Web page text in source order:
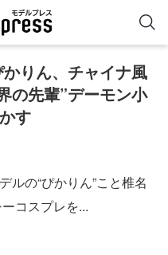
りん、チャイナ風
の先輩”デーモン小
す
ルの“ぴかりん”こと椎名
コスプレを...